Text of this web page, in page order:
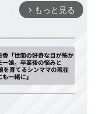
arrow_forward_ios もっと見る